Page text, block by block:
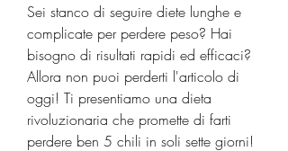
Sei stanco di seguire diete lunghe e
complicate per perdere peso? Hai
bisogno di risultati rapidi ed efficaci?
Allora non puoi perderti l'articolo di
oggi! Ti presentiamo una dieta
rivoluzionaria che promette di farti
perdere ben 5 chili in soli sette giorni!